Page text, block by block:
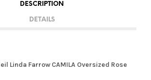
DESCRIPTION
DETAILS
Linda Farrow CAMILA Oversized Rose